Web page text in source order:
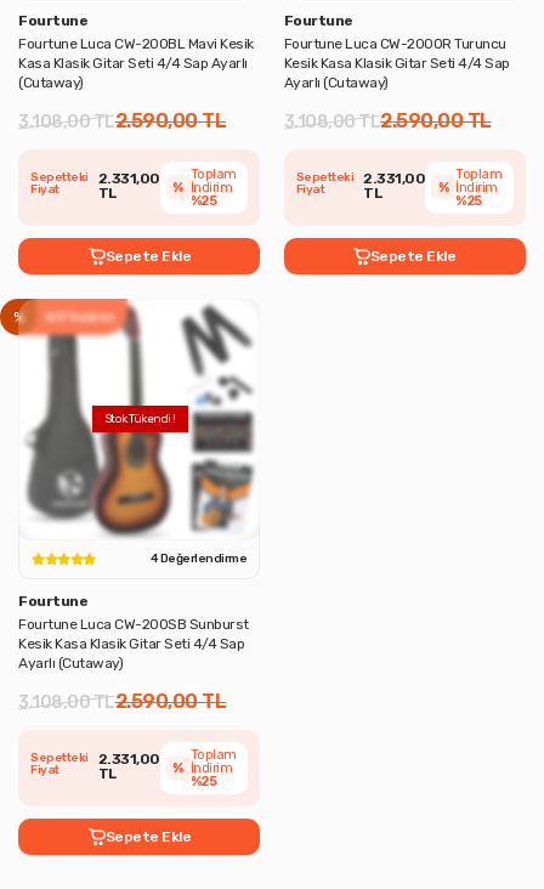
Fourtune
Fourtune Luca CW-200BL Mavi Kesik
Kasa Klasik Gitar Seti 4/4 Sap Ayarlı
(Cutaway)
3.108,00 TL2.590,00 TL
Sepetteki
Fiyat
2.331,00
TL
%
Toplam
İndirim
%25
Sepete Ekle
Fourtune
Fourtune Luca CW-200OR Turuncu
Kesik Kasa Klasik Gitar Seti 4/4 Sap
Ayarlı (Cutaway)
3.108,00 TL2.590,00 TL
Sepetteki
Fiyat
2.331,00
TL
%
Toplam
İndirim
%25
Sepete Ekle
% %17 İndirim
4 Değerlendirme
Fourtune
Fourtune Luca CW-200SB Sunburst
Kesik Kasa Klasik Gitar Seti 4/4 Sap
Ayarlı (Cutaway)
3.108,00 TL2.590,00 TL
Sepetteki
Fiyat
2.331,00
TL
%
Toplam
İndirim
%25
Sepete Ekle